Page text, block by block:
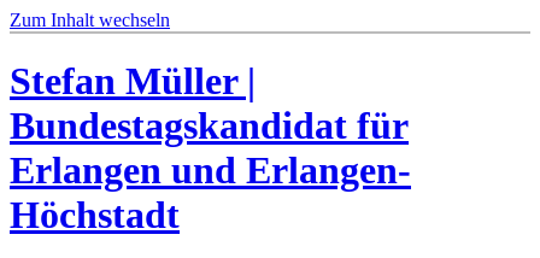
Zum Inhalt wechseln
Stefan Müller |
Bundestagskandidat für
Erlangen und Erlangen-
Höchstadt